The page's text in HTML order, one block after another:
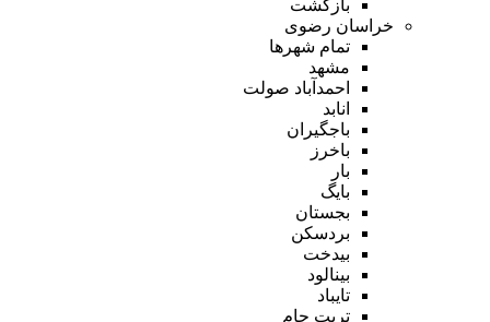
بازگشت
خراسان رضوی
تمام شهر‌ها
مشهد
احمدآباد صولت
انابد
باجگیران
باخرز
بار
بایگ
بجستان
بردسکن
بیدخت
بینالود
تایباد
تربت جام